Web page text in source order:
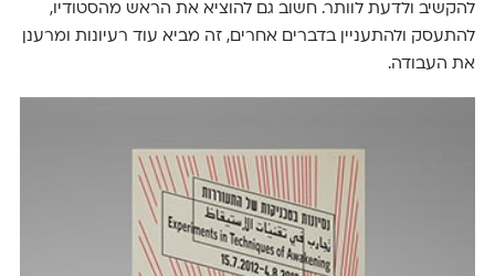
להקשיב ולדעת לוותר. חשוב גם להוציא את הראש מהסטודיו,
להתעסק ולהתעניין בדברים אחרים, זה מביא עוד רעיונות ומרענן
את העבודה.